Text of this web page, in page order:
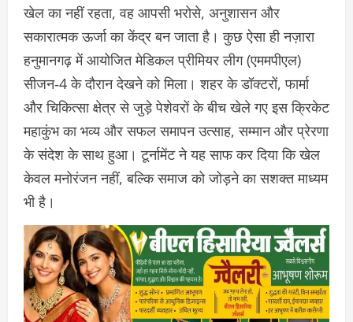
खेल का नहीं रहता, वह आपसी भरोसे, अनुशासन और
सकारात्मक ऊर्जा का केंद्र बन जाता है। कुछ ऐसा ही नज़ारा
हनुमानगढ़ में आयोजित मेडिकल प्रीमियर लीग (एममपीएल)
सीजन‑4 के दौरान देखने को मिला। शहर के डॉक्टरों, फार्मा
और चिकित्सा क्षेत्र से जुड़े पेशेवरों के बीच खेले गए इस क्रिकेट
महाकुंभ का भव्य और सफल समापन उत्साह, सम्मान और प्रेरणा
के संदेश के साथ हुआ। टूर्नामेंट ने यह साफ कर दिया कि खेल
केवल मनोरंजन नहीं, बल्कि समाज को जोड़ने का सशक्त माध्यम
भी है।